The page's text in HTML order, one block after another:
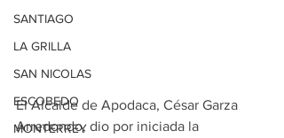
SANTIAGO
LA GRILLA
SAN NICOLAS
ESCOBEDO
MONTERREY
El Alcalde de Apodaca, César Garza
Arredondo, dio por iniciada la